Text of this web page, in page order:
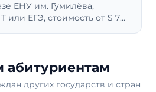
ЕНУ им. Гумилёва,
или ЕГЭ, стоимость от $ 7
абитуриентам
других государств и стран